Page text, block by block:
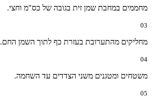
מחממים במחבת שמן זית בגובה של כס"מ וחצי.
03
מחליקים מהתערובת בעזרת כף לתוך השמן החם.
04
משטחים ומטגנים משני הצדדים עד השחמה.
05